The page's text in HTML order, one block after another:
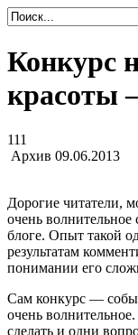
Конкурс
красоты
111
Архив 09.06.2013
Дорогие читатели,
очень
блоге. Опыт такой
результатам
понимании его
Сам конкурс —
очень
сделать и одни